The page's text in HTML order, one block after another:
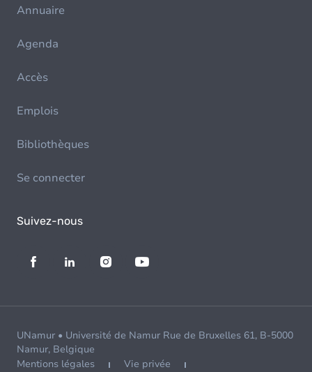
Annuaire
Agenda
Accès
Emplois
Bibliothèques
Se connecter
Suivez-nous
UNamur • Université de Namur Rue de Bruxelles 61, B-5000
Namur, Belgique
Mentions légales
Vie privée